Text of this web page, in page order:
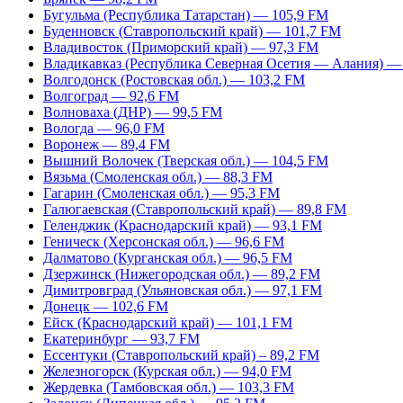
Бугульма (Республика Татарстан) — 105,9 FM
Буденновск (Ставропольский край) — 101,7 FM
Владивосток (Приморский край) — 97,3 FM
Владикавказ (Республика Северная Осетия — Алания)
Волгодонск (Ростовская обл.) — 103,2 FM
Волгоград — 92,6 FM
Волноваха (ДНР) — 99,5 FM
Вологда — 96,0 FM
Воронеж — 89,4 FM
Вышний Волочек (Тверская обл.) — 104,5 FM
Вязьма (Смоленская обл.) — 88,3 FM
Гагарин (Смоленская обл.) — 95,3 FM
Галюгаевская (Ставропольский край) — 89,8 FM
Геленджик (Краснодарский край) — 93,1 FM
Геническ (Херсонская обл.) — 96,6 FM
Далматово (Курганская обл.) — 96,5 FM
Дзержинск (Нижегородская обл.) — 89,2 FM
Димитровград (Ульяновская обл.) — 97,1 FM
Донецк — 102,6 FM
Ейск (Краснодарский край) — 101,1 FM
Екатеринбург — 93,7 FM
Ессентуки (Ставропольский край) – 89,2 FM
Железногорск (Курская обл.) — 94,0 FM
Жердевка (Тамбовская обл.) — 103,3 FM